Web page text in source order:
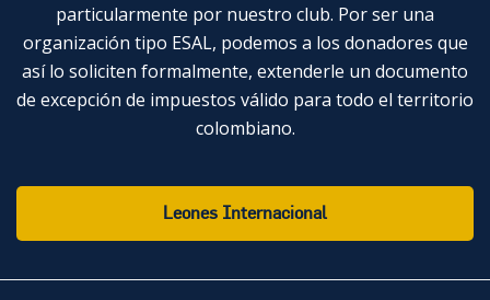
particularmente por nuestro club. Por ser una
organización tipo ESAL, podemos a los donadores que
así lo soliciten formalmente, extenderle un documento
de excepción de impuestos válido para todo el territorio
colombiano.
Leones Internacional